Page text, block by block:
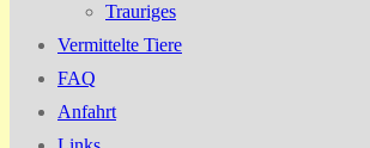
Trauriges
Vermittelte Tiere
FAQ
Anfahrt